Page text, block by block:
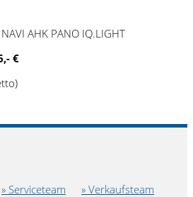
AHK PANO IQ.LIGHT
€
» Serviceteam » Verkaufsteam